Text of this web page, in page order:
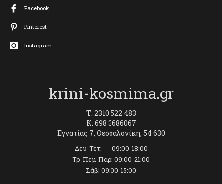
Facebook
Pinterest
Instagram
krini-kosmima.gr
T: 2310 522 483
K: 698 3686067
Εγνατίας 7, Θεσσαλονίκη, 54 630
Δευ-Τετ: 09:00-18:00
Τρ-Πεμ-Παρ: 09:00-21:00
Σάβ: 09:00-15:00